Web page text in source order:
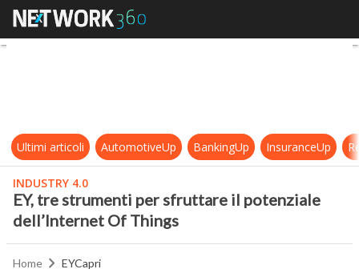
EY, tre strumenti per sfruttare il
Ultimi articoli AutomotiveUp BankingUp InsuranceUp
INDUSTRY 4.0
EY, tre strumenti per sfruttare il potenziale
dell’Internet Of Things
Home EYCapri